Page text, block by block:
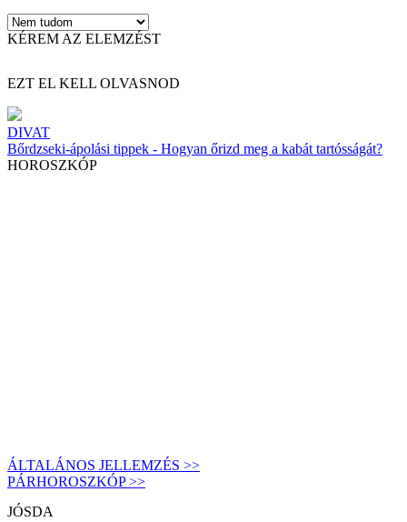
KÉREM AZ ELEMZÉST
EZT EL KELL OLVASNOD
DIVAT
Bőrdzseki-ápolási tippek - Hogyan őrizd meg a kabát tartósságát?
HOROSZKÓP
ÁLTALÁNOS JELLEMZÉS >>
PÁRHOROSZKÓP >>
JÓSDA